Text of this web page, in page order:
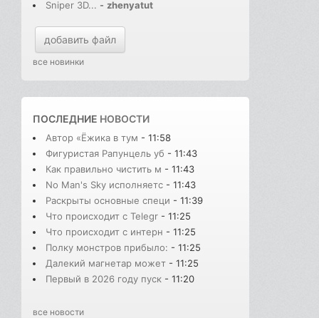
Sniper 3D... - zhenyatut
добавить файл
все новинки
ПОСЛЕДНИЕ НОВОСТИ
Автор «Ёжика в тум - 11:58
Фигуристая Рапунцель уб - 11:43
Как правильно чистить м - 11:43
No Man's Sky исполняетс - 11:43
Раскрыты основные специ - 11:39
Что происходит с Telegr - 11:25
Что происходит с интерн - 11:25
Полку монстров прибыло: - 11:25
Далекий магнетар может - 11:25
Первый в 2026 году пуск - 11:20
все новости